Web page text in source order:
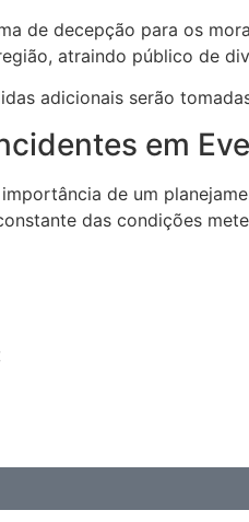
de decepção para os
atraindo público de
adicionais serão
em
de um
das condições